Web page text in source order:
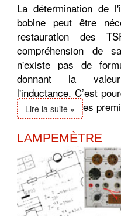
La détermination de
bobine peut être
restauration des
compréhension de
n'existe pas de
donnant la
l'inductance. C’est
20ème siècle, les
Lire la suite »
LAMPEMÈTRE